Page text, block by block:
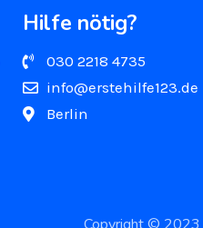
Hilfe nötig?
030 2218 4735
info@erstehilfe123.de
Berlin